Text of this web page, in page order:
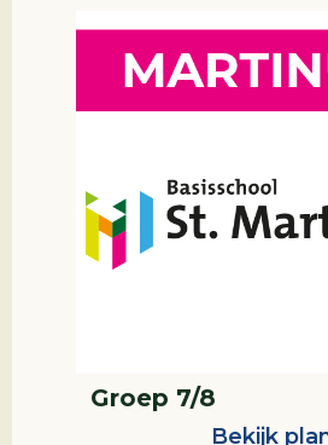
Groep 7/8
Bekijk